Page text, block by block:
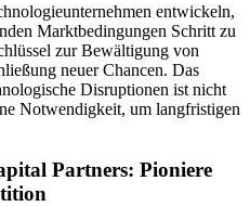
entwickeln,
Marktbedingungen Schritt zu
zur Bewältigung von
neuer Chancen. Das
Disruptionen ist nicht
Notwendigkeit, um langfristigen
Partners: Pioniere